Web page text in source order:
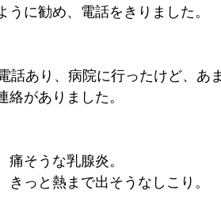
うに勧め、電話をきりました。
話あり、病院に行ったけど、あ
絡がありました。
そうな乳腺炎。
きっと熱まで出そうなしこり。